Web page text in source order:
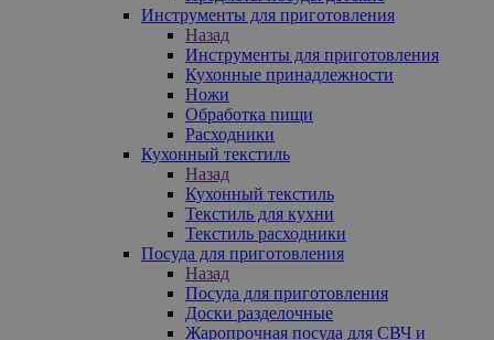
Инструменты для приготовления
Назад
Инструменты для приготовления
Кухонные принадлежности
Ножи
Обработка пищи
Расходники
Кухонный текстиль
Назад
Кухонный текстиль
Текстиль для кухни
Текстиль расходники
Посуда для приготовления
Назад
Посуда для приготовления
Доски разделочные
Жаропрочная посуда для СВЧ и